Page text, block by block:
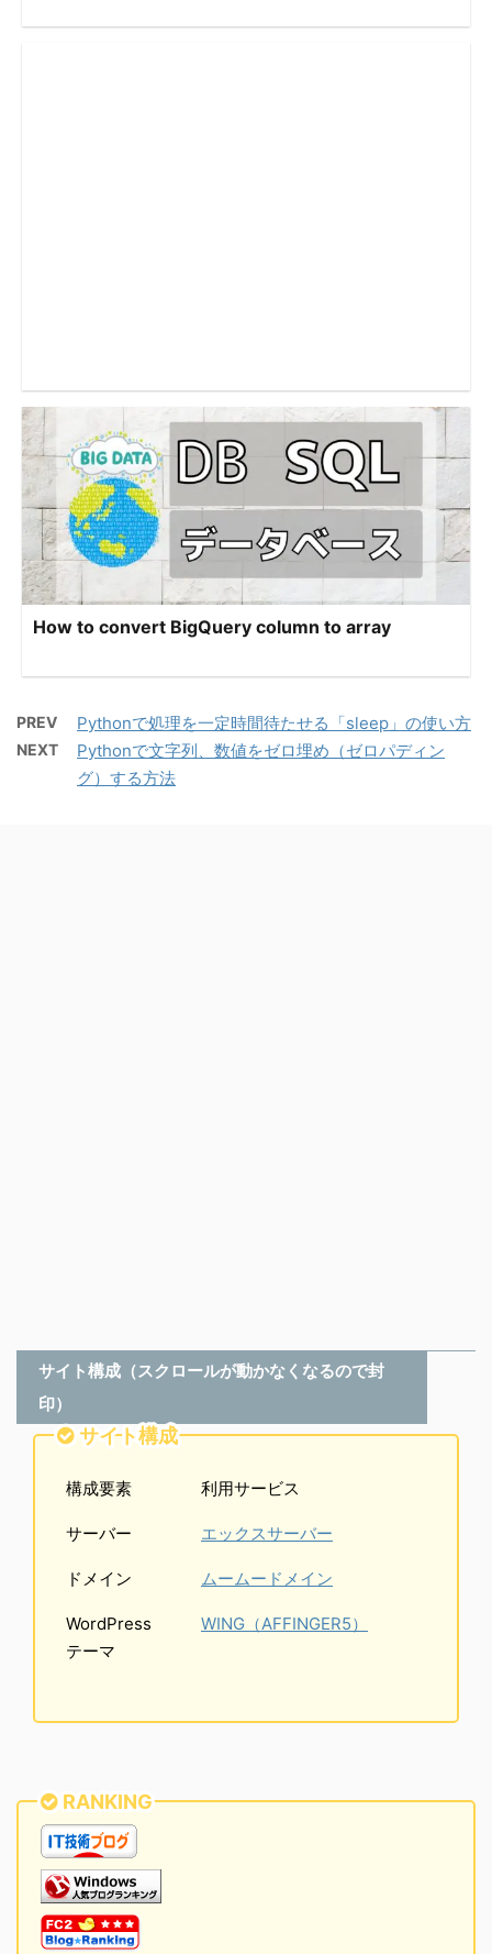
How to convert BigQuery column to array
PREV Pythonで処理を一定時間待たせる「sleep」の使い方
NEXT
Pythonで文字列、数値をゼロ埋め（ゼロパディン
グ）する方法
サイト構成（スクロールが動かなくなるので封
印）
サイト構成
構成要素 利用サービス
サーバー エックスサーバー
ドメイン ムームードメイン
WordPress
テーマ
WING（AFFINGER5）
RANKING